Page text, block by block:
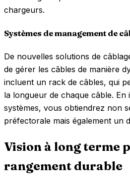
chargeurs.
Systèmes de management de
De nouvelles solutions de
de gérer les câbles de manière
incluent un rack de câbles, qui
la longueur de chaque câble. En
systèmes, vous obtiendrez non
préfectorale mais également un
Vision à long terme
rangement durable